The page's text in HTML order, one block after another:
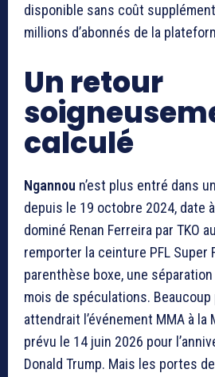
disponible sans coût
millions d’abonnés de la
Un retour
calculé
Ngannou n’est plus entré dans
depuis le 19 octobre 2024, date
dominé Renan Ferreira par TKO
remporter la ceinture PFL Super
parenthèse boxe, une séparation
mois de spéculations. Beaucoup
attendrait l’événement MMA à la
prévu le 14 juin 2026 pour
Donald Trump. Mais les portes